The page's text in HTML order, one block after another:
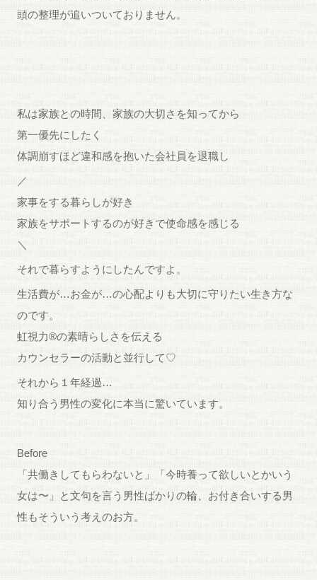
頭の整理が追いついておりません。
私は家族との時間、家族の大切さを知ってから
第一優先にしたく
体調崩すほど違和感を抱いた会社員を退職し
／
家事をする暮らしが好き
家族をサポートするのが好きで使命感を感じる
＼
それで暮らすようにしたんですよ。
生活費が…お金が…の心配よりも大切に守りたい生き方な
のです。
虹視力®︎の素晴らしさを伝える
カウンセラーの活動と並行して♡
それから１年経過…
知り合う男性の変化に本当に驚いています。
Before
「共働きしてもらわないと」「今時養って欲しいとかいう
女は〜」と文句を言う男性ばかりの輪、お付き合いする男
性もそういう考えのお方。